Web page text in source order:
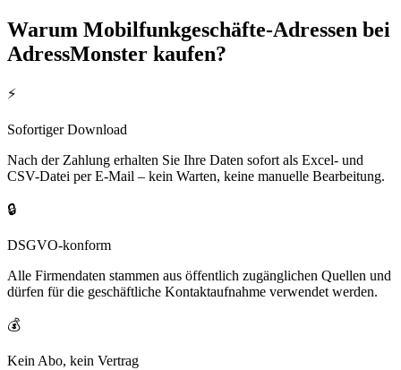
Warum Mobilfunkgeschäfte-Adressen bei
AdressMonster kaufen?
⚡
Sofortiger Download
Nach der Zahlung erhalten Sie Ihre Daten sofort als Excel- und
CSV-Datei per E-Mail – kein Warten, keine manuelle Bearbeitung.
🔒
DSGVO-konform
Alle Firmendaten stammen aus öffentlich zugänglichen Quellen und
dürfen für die geschäftliche Kontaktaufnahme verwendet werden.
💰
Kein Abo, kein Vertrag